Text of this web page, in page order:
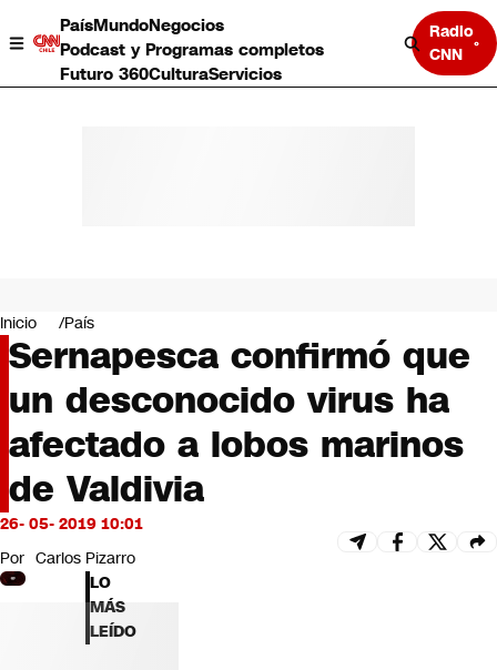
PaísMundoNegocios
Podcast y Programas completos
Futuro 360CulturaServicios
Radio
CNN
Negocios
Deportes
Programas completos
Cultura
Servicios
Bits
CNN tiempo
Futuro 360
Inicio País
Sernapesca confirmó que
un desconocido virus ha
afectado a lobos marinos
de Valdivia
26- 05- 2019 10:01
Por Carlos Pizarro
LO
MÁS
LEÍDO